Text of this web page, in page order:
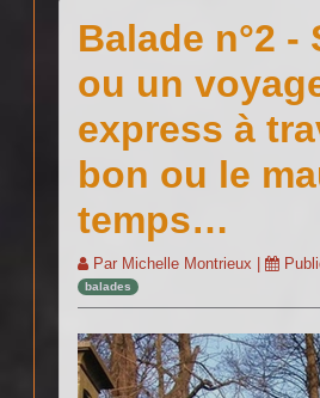
Balade n°2 -
ou un
express à
bon ou le
temps…
Par Michelle Montrieux |
balades